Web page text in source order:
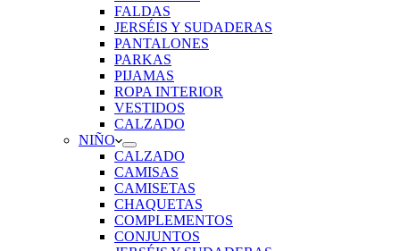
FALDAS
JERSÉIS Y SUDADERAS
PANTALONES
PARKAS
PIJAMAS
ROPA INTERIOR
VESTIDOS
CALZADO
NIÑO
CALZADO
CAMISAS
CAMISETAS
CHAQUETAS
COMPLEMENTOS
CONJUNTOS